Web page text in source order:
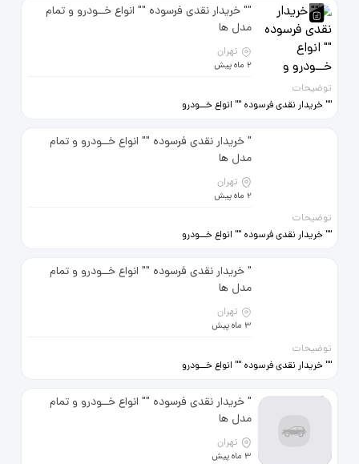
09122586842
"" خریدار نقدی فرسوده "" انواع خــودرو و تمام
مدل ها
تهران
2 ماه پیش
توضیحات
"" خریدار نقدی فرسوده "" انواع خــودرو
" خریدار نقدی فرسوده "" انواع خــودرو و تمام
مدل ها
تهران
2 ماه پیش
توضیحات
"" خریدار نقدی فرسوده "" انواع خــودرو
وموتورسوخته 09120706487
" خریدار نقدی فرسوده "" انواع خــودرو و تمام
مدل ها
تهران
3 ماه پیش
توضیحات
"" خریدار نقدی فرسوده "" انواع خــودرو
" خریدار نقدی فرسوده "" انواع خــودرو و تمام
مدل ها
تهران
3 ماه پیش